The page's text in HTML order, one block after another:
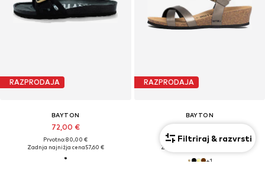
RAZPRODAJA
BAYTON
72,00 €
Prvotno: 80,00 €
Zadnja najnižja cena57,60 €
RAZPRODAJA
BAYTON
72,00 €
Prvotno: 80,00 €
Zadnja najnižja cena
+1
Filtriraj & razvrsti